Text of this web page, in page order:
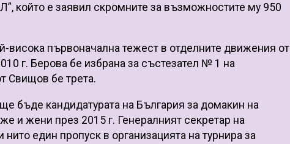
който е заявил скромните за възможностите му 950
висока първоначална тежест в отделните движения от
г. Берова бе избрана за състезател № 1 на
Свищов бе трета.
бъде кандидатурата на България за домакин на
и жени през 2015 г. Генералният секретар на
един пропуск в организацията на турнира за